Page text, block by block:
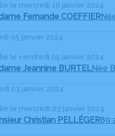
le mercredi 10 janvier 2024
Fernande COEFFIER
05 janvier 2024
le vendredi 05 janvier 2024
Jeannine BURTELNée
03 janvier 2024
le mercredi 03 janvier 2024
Christian PELLÉGER89